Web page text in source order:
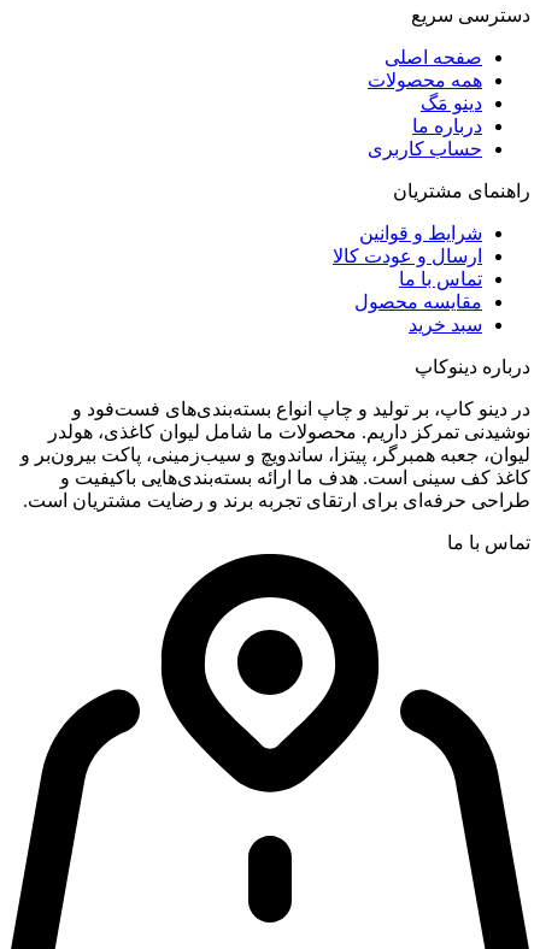
دسترسی سریع
صفحه اصلی
همه محصولات
دینو مَگ
درباره ما
حساب کاربری
راهنمای مشتریان
شرایط و قوانین
ارسال و عودت کالا
تماس با ما
مقایسه محصول
سبد خرید
درباره دینوکاپ
در دینو کاپ، بر تولید و چاپ انواع بسته‌بندی‌های فست‌فود و
نوشیدنی تمرکز داریم. محصولات ما شامل لیوان کاغذی، هولدر
لیوان، جعبه همبرگر، پیتزا، ساندویچ و سیب‌زمینی، پاکت بیرون‌بر و
کاغذ کف سینی است. هدف ما ارائه بسته‌بندی‌هایی باکیفیت و
طراحی حرفه‌ای برای ارتقای تجربه برند و رضایت مشتریان است.
تماس با ما